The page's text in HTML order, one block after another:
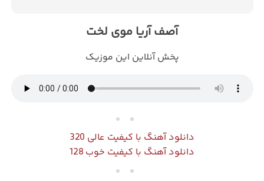
آصف آریا موی لخت
پخش آنلاین این موزیک
دانلود آهنگ با کیفیت عالی 320
دانلود آهنگ با کیفیت خوب 128